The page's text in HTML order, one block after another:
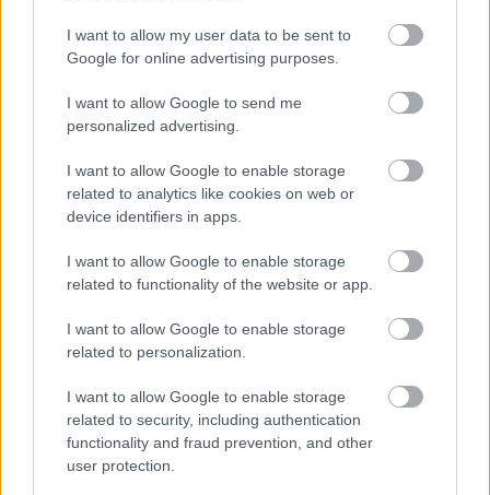
I want to allow my user data to be sent to
Google for online advertising purposes.
I want to allow Google to send me
personalized advertising.
I want to allow Google to enable storage
related to analytics like cookies on web or
device identifiers in apps.
I want to allow Google to enable storage
related to functionality of the website or app.
I want to allow Google to enable storage
related to personalization.
I want to allow Google to enable storage
related to security, including authentication
functionality and fraud prevention, and other
user protection.
HIRDETÉS
HIRDETÉS
HIRDETÉS
LEGOLVASOTTABB
Paks II.: Mit jelent az 5. blokk új
mérföldköve a felülvizsgálat
árnyékában?
Fontos a postaládákba költöző
széncinegék védelme